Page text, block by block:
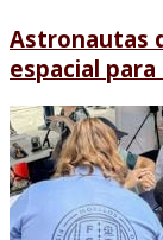
Astronautas
espacial